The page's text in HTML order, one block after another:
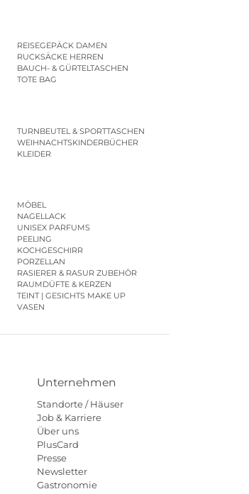
REISEGEPÄCK DAMEN
RUCKSÄCKE HERREN
BAUCH- & GÜRTELTASCHEN
TOTE BAG
TURNBEUTEL & SPORTTASCHEN
WEIHNACHTSKINDERBÜCHER
KLEIDER
MÖBEL
NAGELLACK
UNISEX PARFUMS
PEELING
KOCHGESCHIRR
PORZELLAN
RASIERER & RASUR ZUBEHÖR
RAUMDÜFTE & KERZEN
TEINT | GESICHTS MAKE UP
VASEN
Unternehmen
Standorte / Häuser
Job & Karriere
Über uns
PlusCard
Presse
Newsletter
Gastronomie